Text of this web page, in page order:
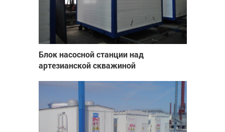
Блок насосной станции над
артезианской скважиной